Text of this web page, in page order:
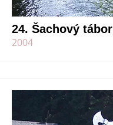
24. Šachový tábor
2004